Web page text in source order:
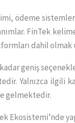
ödeme
FinTek
dahil olmak
geniş
Yalnızca ilgili
gelmektedir.
Ekosistemi’nde